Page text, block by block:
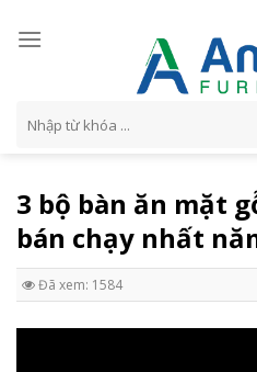
kiếm:
3 bộ bàn ăn mặt
bán chạy nhất
Đã xem: 1584